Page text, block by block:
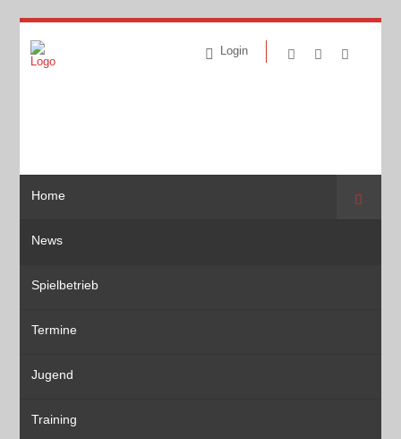
Login
Home
News
Spielbetrieb
Termine
Jugend
Training
Suche